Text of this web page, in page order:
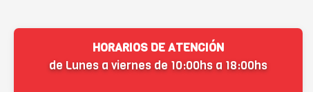
HORARIOS DE ATENCIÓN
de Lunes a viernes de 10:00hs a 18:00hs